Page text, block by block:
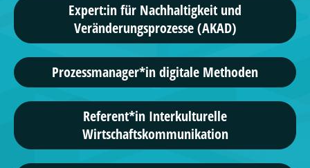
Expert:in für Nachhaltigkeit und
Veränderungsprozesse (AKAD)
Prozessmanager*in digitale Methoden
Referent*in Interkulturelle
Wirtschaftskommunikation